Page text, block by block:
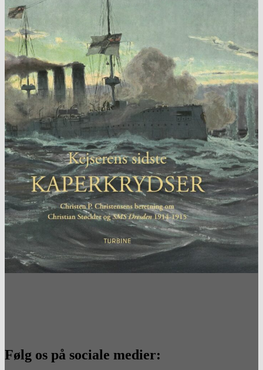
Følg os på sociale medier: